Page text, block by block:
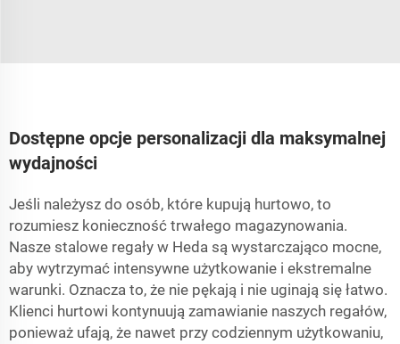
Dostępne opcje personalizacji dla maksymalnej
wydajności
Jeśli należysz do osób, które kupują hurtowo, to
rozumiesz konieczność trwałego magazynowania.
Nasze stalowe regały w Heda są wystarczająco mocne,
aby wytrzymać intensywne użytkowanie i ekstremalne
warunki. Oznacza to, że nie pękają i nie uginają się łatwo.
Klienci hurtowi kontynuują zamawianie naszych regałów,
ponieważ ufają, że nawet przy codziennym użytkowaniu,